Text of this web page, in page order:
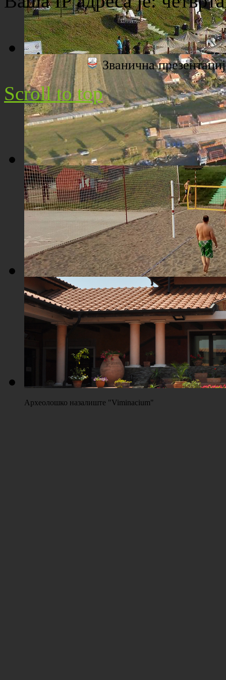
Плажа "Топољар" - Поглед са торња
Плажа "Топољар" - Поглед из ваздуха
Плажа "Топољар" - Терени на песку
Археолошко назалиште "Viminacium"
Званична
Scroll to top